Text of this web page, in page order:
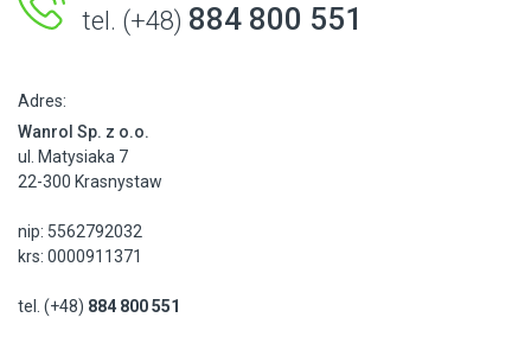
tel. (+48) 884 800 551
Adres:
Wanrol Sp. z o.o.
ul. Matysiaka 7
22-300 Krasnystaw
nip: 5562792032
krs: 0000911371
tel. (+48) 884 800 551